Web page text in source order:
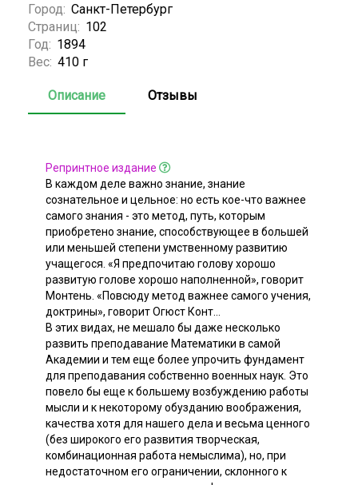
Город: Санкт-Петербург
Страниц: 102
Год: 1894
Вес: 410 г
Описание Отзывы
Репринтное издание
В каждом деле важно знание, знание
сознательное и цельное: но есть кое-что важнее
самого знания - это метод, путь, которым
приобретено знание, способствующее в большей
или меньшей степени умственному развитию
учащегося. «Я предпочитаю голову хорошо
развитую голове хорошо наполненной», говорит
Монтень. «Повсюду метод важнее самого учения,
доктрины», говорит Огюст Конт...
В этих видах, не мешало бы даже несколько
развить преподавание Математики в самой
Академии и тем еще более упрочить фундамент
для преподавания собственно военных наук. Это
повело бы еще к большему возбуждению работы
мысли и к некоторому обузданию воображения,
качества хотя для нашего дела и весьма ценного
(без широкого его развития творческая,
комбинационная работа немыслима), но, при
недостаточном его ограничении, склонного к